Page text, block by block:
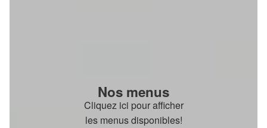
Nos menus
Cliquez ici pour afficher
les menus disponibles!